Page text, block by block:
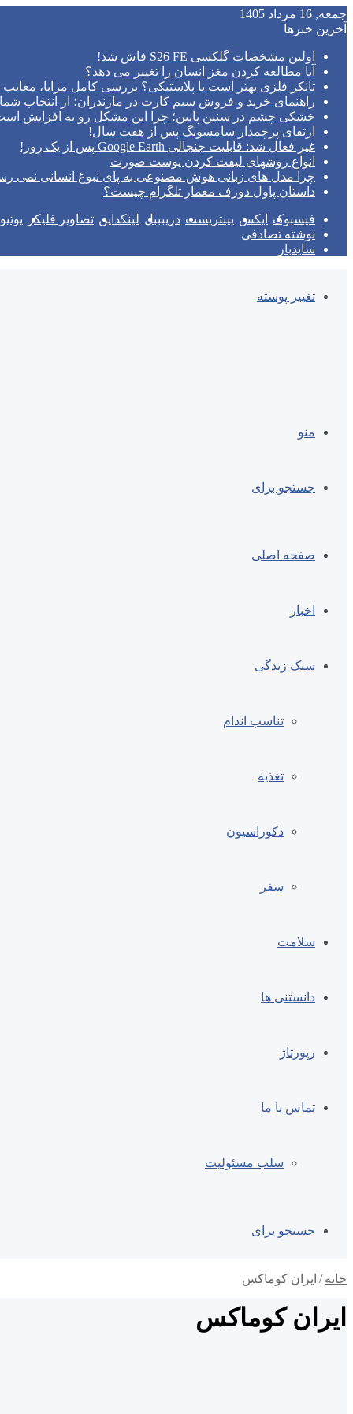
جمعه, 16 مرداد 1405
آخرین خبرها
اولین مشخصات گلکسی S26 FE فاش شد!
آیا مطالعه کردن مغز انسان را تغییر می‌ دهد؟
تانکر فلزی بهتر است یا پلاستیکی؟ بررسی کامل مزایا، معایب
راهنمای خرید و فروش سیم کارت در مازندران؛ از انتخاب
خشکی چشم در سنین پایین؛ چرا این مشکل رو به افزایش
ارتقای پرچمدار سامسونگ پس از هفت سال!
غیر فعال شد: قابلیت جنجالی Google Earth پس از یک روز!
انواع روشهای لیفت کردن پوست صورت
چرا مدل‌ های زبانی هوش مصنوعی به پای نبوغ انسانی نمی‌
داستان پاول دورف معمار تلگرام چیست؟
فیسبوک ایکس پینتریست دریبببل لینکداین تصاویر فلیکر
نوشته تصادفی
سایدبار
تغییر پوسته
منو
جستجو برای
صفحه اصلی
اخبار
سبک زندگی
تناسب اندام
تغذیه
دکوراسیون
سفر
سلامت
دانستنی ها
رپورتاژ
تماس با ما
سلب مسئولیت
جستجو برای
خانه / ایران کوماکس
ایران کوماکس